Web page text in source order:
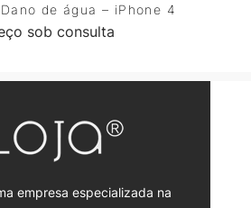
de água – iPhone 4
sob consulta
empresa especializada na